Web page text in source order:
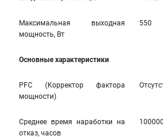
Максимальная выходная
мощность, Вт
550
Основные характеристики
PFC (Корректор фактора
мощности)
Среднее время наработки на
отказ, часов
100000